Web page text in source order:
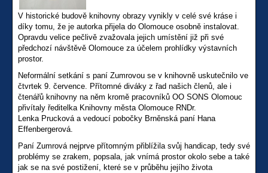
V historické budově knihovny obrazy vynikly v celé své kráse i
díky tomu, že je autorka přijela do Olomouce osobně instalovat.
Opravdu velice pečlivě zvažovala jejich umístění již při své
předchozí návštěvě Olomouce za účelem prohlídky výstavních
prostor.
Neformální setkání s paní Zumrovou se v knihovně uskutečnilo ve
čtvrtek 9. července. Přítomné diváky z řad našich členů, ale i
čtenářů knihovny na něm kromě pracovníků OO SONS Olomouc
přivítaly ředitelka Knihovny města Olomouce RNDr.
Lenka Prucková a vedoucí pobočky Brněnská paní Hana
Effenbergerová.
Paní Zumrová nejprve přítomným přiblížila svůj handicap, tedy své
problémy se zrakem, popsala, jak vnímá prostor okolo sebe a také
jak se na své postižení, které se v průběhu jejího života